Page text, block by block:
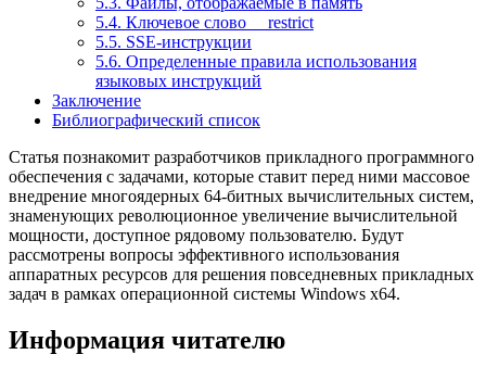
5.4. Ключевое слово __restrict
5.5. SSE-инструкции
5.6. Определенные правила использования
языковых инструкций
Заключение
Библиографический список
Статья познакомит разработчиков прикладного программного
обеспечения с задачами, которые ставит перед ними массовое
внедрение многоядерных 64-битных вычислительных систем,
знаменующих революционное увеличение вычислительной
мощности, доступное рядовому пользователю. Будут
рассмотрены вопросы эффективного использования
аппаратных ресурсов для решения повседневных прикладных
задач в рамках операционной системы Windows x64.
Информация читателю